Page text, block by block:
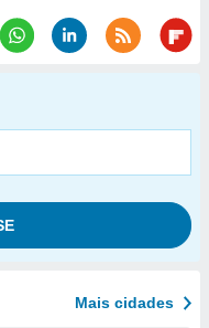
Mais cidades